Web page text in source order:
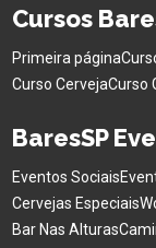
Cursos
Primeira página
Curso CervejaCurso
BaresSP
Eventos Sociais
Cervejas Especiais
Bar Nas Alturas